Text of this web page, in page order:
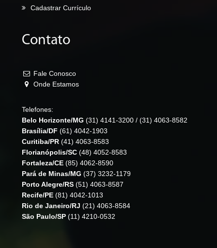
Cadastrar Currículo
Contato
Fale Conosco
Onde Estamos
Telefones:
Belo Horizonte/MG (31) 4141-3200 / (31) 4063-8582
Brasília/DF (61) 4042-1903
Curitiba/PR (41) 4063-8583
Florianópolis/SC (48) 4052-8583
Fortaleza/CE (85) 4062-8590
Pará de Minas/MG (37) 3232-1179
Porto Alegre/RS (51) 4063-8587
Recife/PE (81) 4042-1013
Rio de Janeiro/RJ (21) 4063-8584
São Paulo/SP (11) 4210-0532